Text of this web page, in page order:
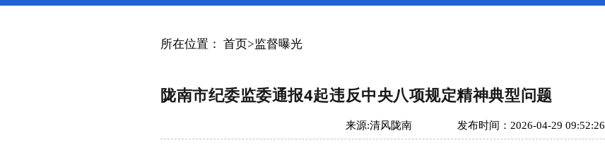
所在位置： 首页>监督曝光
陇南市纪委监委通报4起违反中央八项规定精神典型问题
来源:清风陇南 发布时间： 2026-04-29 09:52:26